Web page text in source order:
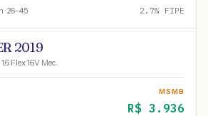
· 26-45 2.7% FIPE
2019
Flex 16V Mec.
MSMB
R$ 3.936